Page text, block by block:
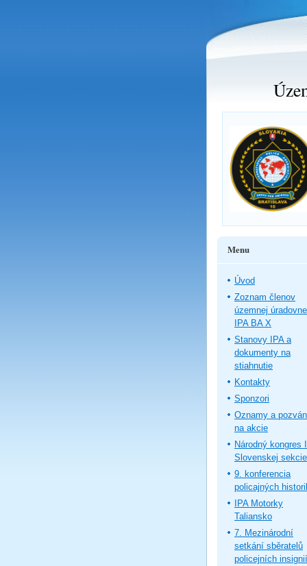
Menu
Úvod
Zoznam členov
územnej úradovne
IPA BA X
Stanovy IPA a
dokumenty na
stiahnutie
Kontakty
Sponzori
Oznamy a
na akcie
Národný kongres
Slovenskej sekcie
9. konferencia
policajných
IPA Motorky
Taliansko
7. Mezinárodní
setkání sběratelů
policejních